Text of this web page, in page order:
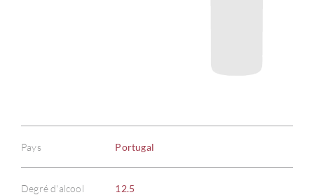
Pays Portugal
Degré d'alcool 12.5